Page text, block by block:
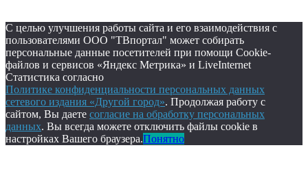
С целью улучшения работы сайта и его взаимодействия с
пользователями ООО "ТВпортал" может собирать
персональные данные посетителей при помощи Cookie-
файлов и сервисов «Яндекс Метрика» и LiveInternet
Статистика согласно
Политике конфиденциальности персональных данных
сетевого издания «Другой город». Продолжая работу с
сайтом, Вы даете согласие на обработку персональных
данных. Вы всегда можете отключить файлы cookie в
настройках Вашего браузера.Понятно